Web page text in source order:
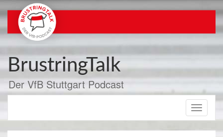
Inhalt
springen
BrustringTalk
Der VfB Stuttgart Podcast
Toggle